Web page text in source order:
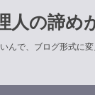
人の諦め
んで、ブログ形式に